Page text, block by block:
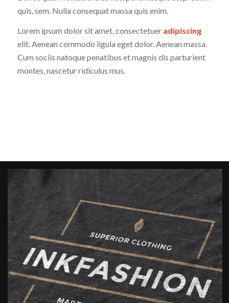
quis, sem. Nulla consequat massa quis enim.
Lorem ipsum dolor sit amet, consectetuer adipiscing
elit. Aenean commodo ligula eget dolor. Aenean massa.
Cum sociis natoque penatibus et magnis dis parturient
montes, nascetur ridiculus mus.